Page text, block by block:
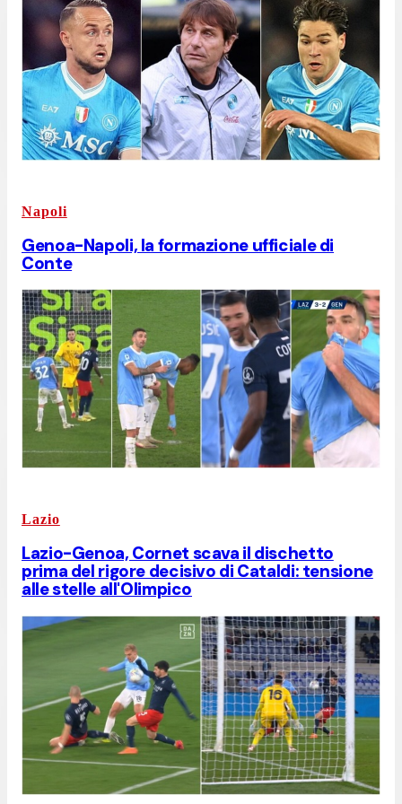
Napoli
Genoa-Napoli, la formazione ufficiale di
Conte
Lazio
Lazio-Genoa, Cornet scava il dischetto
prima del rigore decisivo di Cataldi: tensione
alle stelle all'Olimpico